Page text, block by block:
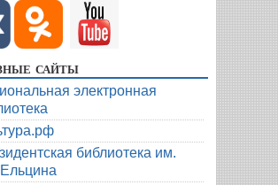
сайты
электронная
библиотека им.